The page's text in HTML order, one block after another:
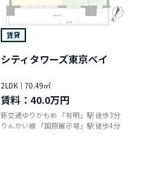
賃貸
シティタワーズ東京ベイ
2LDK｜70.49㎡
賃料： 40.0万円
新交通ゆりかもめ 「有明」駅 徒歩3分
りんかい線 「国際展示場」駅 徒歩4分